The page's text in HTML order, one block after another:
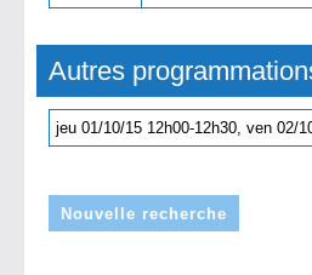
Autres
jeu 01/10/15 12h00-12h30, ven 02/
Nouvelle recherche